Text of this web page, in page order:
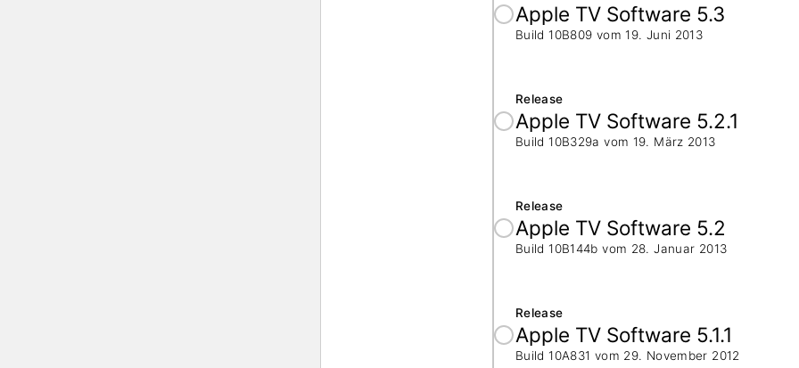
Apple TV Software 5.3
Build 10B809 vom 19. Juni 2013
Release
Apple TV Software 5.2.1
Build 10B329a vom 19. März 2013
Release
Apple TV Software 5.2
Build 10B144b vom 28. Januar 2013
Release
Apple TV Software 5.1.1
Build 10A831 vom 29. November 2012